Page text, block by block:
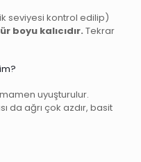
seviyesi kontrol edilip)
boyu kalıcıdır. Tekrar
uyuşturulur.
da ağrı çok azdır, basit